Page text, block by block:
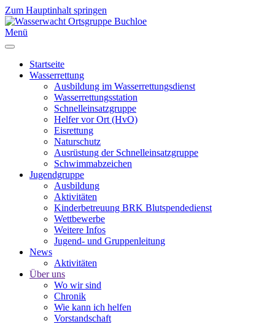
Zum Hauptinhalt springen
Menü
Startseite
Wasserrettung
Ausbildung im Wasserrettungsdienst
Wasserrettungsstation
Schnelleinsatzgruppe
Helfer vor Ort (HvO)
Eisrettung
Naturschutz
Ausrüstung der Schnelleinsatzgruppe
Schwimmabzeichen
Jugendgruppe
Ausbildung
Aktivitäten
Kinderbetreuung BRK Blutspendedienst
Wettbewerbe
Weitere Infos
Jugend- und Gruppenleitung
News
Aktivitäten
Über uns
Wo wir sind
Chronik
Wie kann ich helfen
Vorstandschaft